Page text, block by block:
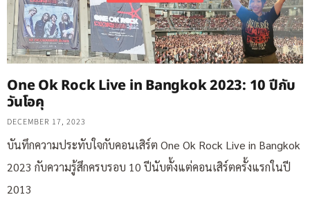
One Ok Rock Live in Bangkok 2023: 10 ปีกับ
วันโอคุ
DECEMBER 17, 2023
บันทึกความประทับใจกับคอนเสิร์ต One Ok Rock Live in Bangkok
2023 กับความรู้สึกครบรอบ 10 ปีนับตั้งแต่คอนเสิร์ตครั้งแรกในปี
2013